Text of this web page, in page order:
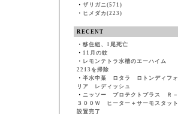
・ ザリガニ(571)
・ ヒメダカ(223)
RECENT
・ 移住組、1尾死亡
・ 11月の蚊
・ レモンテトラ水槽のエーハイム
2213を掃除
・ 半水中葉 ロタラ ロトンディフォ
リア レディッシュ
・ ニッソー プロテクトプラス Ｒ－
３００Ｗ ヒーター＋サーモスタット
設置完了